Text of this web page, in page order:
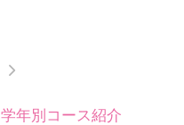
学年別コース紹介